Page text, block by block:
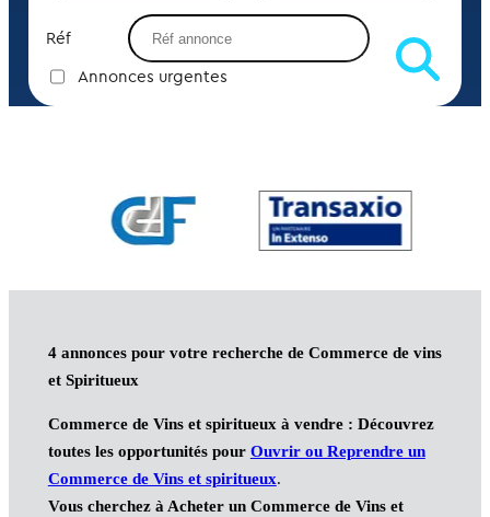
Réf
Annonces urgentes
4 annonces pour votre recherche de Commerce de vins
et Spiritueux
Commerce de Vins et spiritueux à vendre : Découvrez
toutes les opportunités pour Ouvrir ou Reprendre un
Commerce de Vins et spiritueux.
Vous cherchez à Acheter un Commerce de Vins et